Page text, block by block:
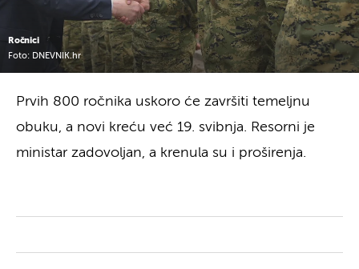
Ročnici
Foto: DNEVNIK.hr
Prvih 800 ročnika uskoro će završiti temeljnu
obuku, a novi kreću već 19. svibnja. Resorni je
ministar zadovoljan, a krenula su i proširenja.